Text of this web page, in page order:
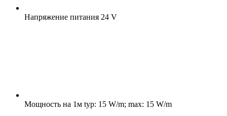
Напряжение питания 24 V
Мощность на 1м typ: 15 W/m; max: 15 W/m